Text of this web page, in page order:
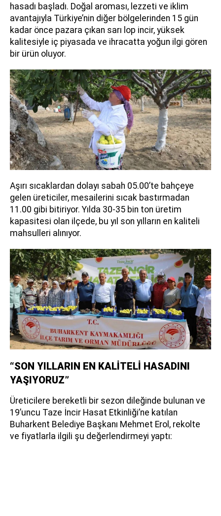
hasadı başladı. Doğal aroması, lezzeti ve iklim
avantajıyla Türkiye’nin diğer bölgelerinden 15 gün
kadar önce pazara çıkan sarı lop incir, yüksek
kalitesiyle iç piyasada ve ihracatta yoğun ilgi gören
bir ürün oluyor.
Aşırı sıcaklardan dolayı sabah 05.00’te bahçeye
gelen üreticiler, mesailerini sıcak bastırmadan
11.00 gibi bitiriyor. Yılda 30-35 bin ton üretim
kapasitesi olan ilçede, bu yıl son yılların en kaliteli
mahsulleri alınıyor.
“SON YILLARIN EN KALİTELİ HASADINI
YAŞIYORUZ”
Üreticilere bereketli bir sezon dileğinde bulunan ve
19’uncu Taze İncir Hasat Etkinliği’ne katılan
Buharkent Belediye Başkanı Mehmet Erol, rekolte
ve fiyatlarla ilgili şu değerlendirmeyi yaptı: